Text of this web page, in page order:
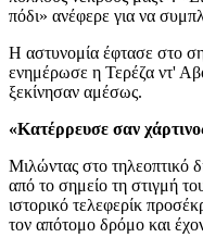
πόδι» ανέφερε για να
Η αστυνομία έφτασε στο
ενημέρωσε η Τερέζα ντ'
ξεκίνησαν αμέσως.
«Κατέρρευσε σαν
Μιλώντας στο τηλεοπτικό
από το σημείο τη στιγμή
ιστορικό τελεφερίκ
τον απότομο δρόμο και